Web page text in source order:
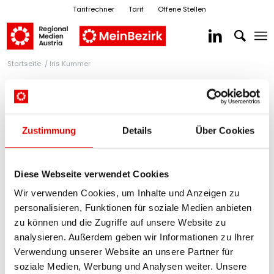
Zustimmung Details Über Cookies
Diese Webseite verwendet Cookies
Wir verwenden Cookies, um Inhalte und Anzeigen zu
personalisieren, Funktionen für soziale Medien anbieten
zu können und die Zugriffe auf unsere Website zu
analysieren. Außerdem geben wir Informationen zu Ihrer
Verwendung unserer Website an unsere Partner für
soziale Medien, Werbung und Analysen weiter. Unsere
Tarifrechner Tarif Offene Stellen
Startseite / Iris Kummer
RegionalMedien Kärnten
Iris Kummer
E-Mail senden